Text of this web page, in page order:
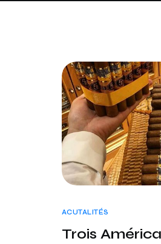
ACUTALITÉS
Trois